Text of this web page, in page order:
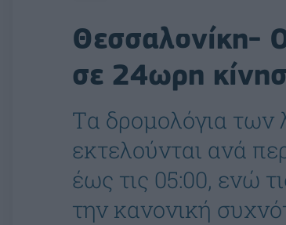
Θεσσαλονίκη-
σε 24ωρη
Tα δρομολόγια
εκτελούνται ανά
έως τις 05:00, ενώ
την κανονική